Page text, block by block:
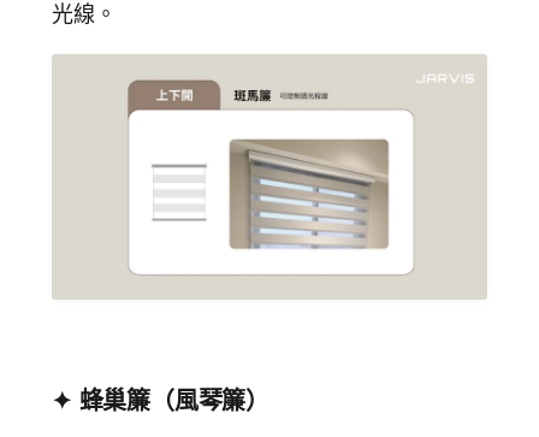
光線。
✦ 蜂巢簾（風琴簾）